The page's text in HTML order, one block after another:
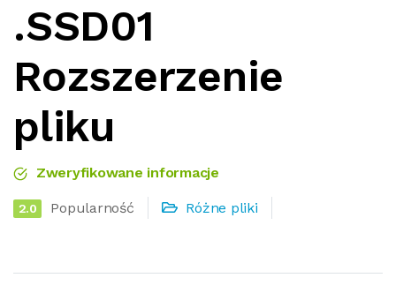
.SSD01
Rozszerzenie
pliku
Zweryfikowane informacje
2.0 Popularność Różne pliki